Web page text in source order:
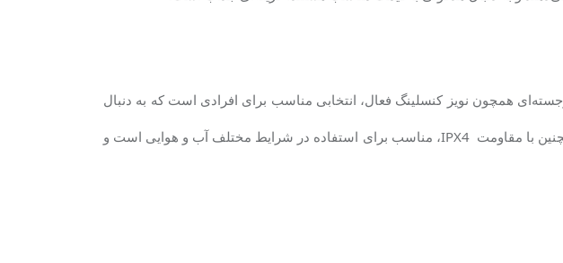
همچون نویز کنسلینگ فعال، انتخابی مناسب برای افرادی است که به دنبال
کیفیت صدای عالی و کاهش صدای محیط هستند. این هدفون همچنین با مقاومت IPX4، مناسب برای استفاده در شرایط مختلف آب و هوایی است و